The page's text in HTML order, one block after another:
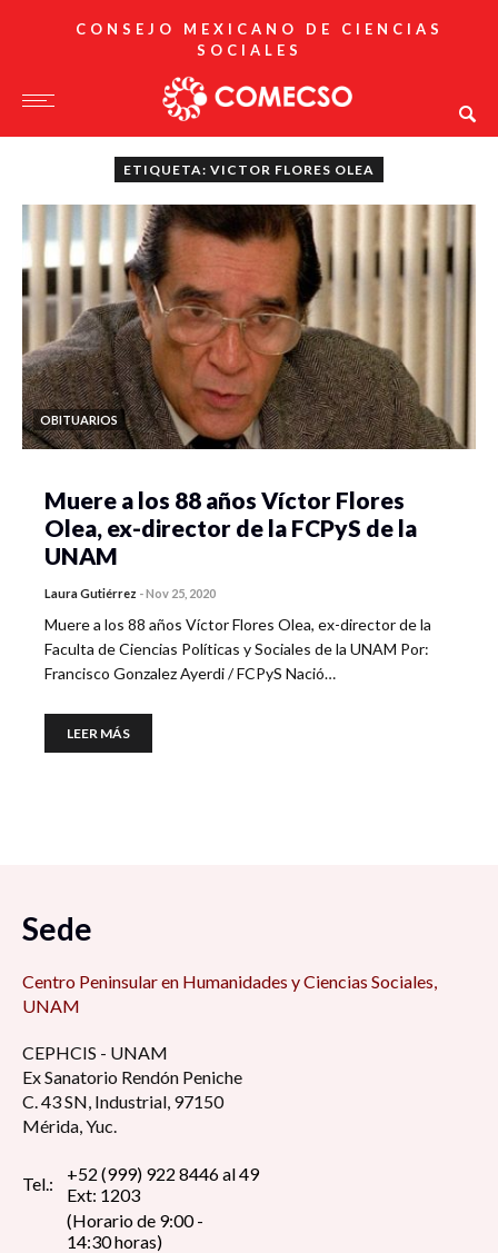
CONSEJO MEXICANO DE CIENCIAS
SOCIALES
ETIQUETA: VICTOR FLORES OLEA
OBITUARIOS
Muere a los 88 años Víctor Flores
Olea, ex-director de la FCPyS de la
UNAM
Laura Gutiérrez -Nov 25, 2020
Muere a los 88 años Víctor Flores Olea, ex-director de la
Faculta de Ciencias Políticas y Sociales de la UNAM Por:
Francisco Gonzalez Ayerdi / FCPyS Nació…
LEER MÁS
Sede
Centro Peninsular en Humanidades y Ciencias Sociales,
UNAM
CEPHCIS - UNAM
Ex Sanatorio Rendón Peniche
C. 43 SN, Industrial, 97150
Mérida, Yuc.
Tel.:
+52 (999) 922 8446 al 49
Ext: 1203
(Horario de 9:00 -
14:30 horas)